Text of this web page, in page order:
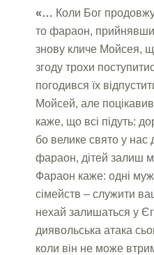
«… Коли Бог
то фараон, прийнявши
знову кличе Мойсея,
згоду трохи
погодився їх
Мойсей, але
каже, що всі підуть:
бо велике свято у нас
фараон, дітей залиш
Фараон каже: одні
сімейств – служити
нехай залишаться у
диявольська атака
коли він не може